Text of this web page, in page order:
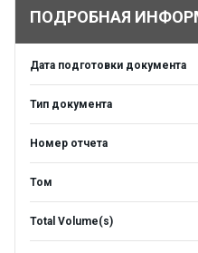
ПОДРОБНАЯ
Дата подготовки документа
Тип документа
Номер отчета
Том
Total Volume(s)